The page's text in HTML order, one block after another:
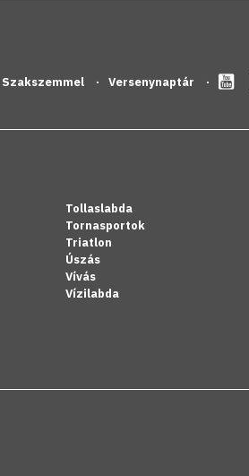
Szakszemmel Versenynaptár
Tollaslabda
Tornasportok
Triatlon
Úszás
Vívás
Vízilabda